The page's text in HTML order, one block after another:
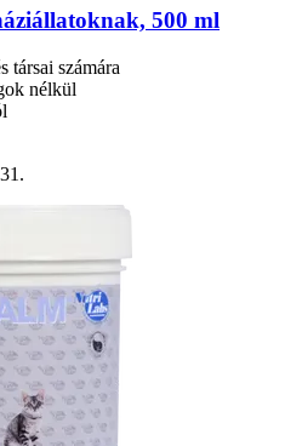
500 ml
társai számára
nélkül